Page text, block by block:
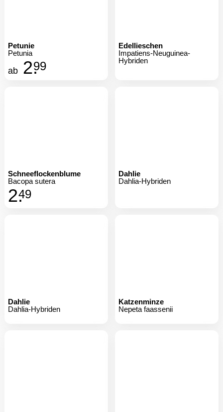
Petunie
Petunia
ab 2.99
Edellieschen
Impatiens-Neuguinea-
Hybriden
Schneeflockenblume
Bacopa sutera
2.49
Dahlie
Dahlia-Hybriden
Dahlie
Dahlia-Hybriden
Katzenminze
Nepeta faassenii